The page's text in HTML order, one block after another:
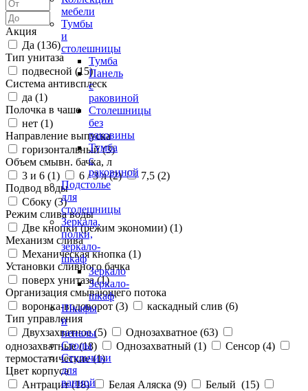
мебели
Тумбы
и
столешницы
Тумба
Панель
с
раковиной
Столешницы
без
раковины
Тумба
с
раковиной
Подстолье
для
столешницы
Зеркала,
полки,
зеркало-
шкаф
Зеркало
Зеркало-
шкаф
Шкафы
и
пеналы
Столы
Стульчики
для
ванной
Акция
Да (136)
Тип унитаза
подвесной (15)
Система антивсплеск
да (1)
Полочка в чаше
нет (1)
Направление выпуска
горизонтальный (3)
Объем смывн. бачка, л
3 и 6 (1) 6 / 3 л (2) 7,5 (2)
Подвод воды
Сбоку (3)
Режим слива воды
Две кнопки (режим экономии) (1)
Механизм слива
Механическая кнопка (1)
Установки сливного бачка
поверх унитаза (1)
Организация смывающего потока
воронка-водоворот (3) каскадный слив (6)
Тип управления
Двухзахватное (5) Однозахватное (63)
однозахватные (18) Однозахватный (1) Сенсор (4)
термостатические (1)
Цвет корпуса
Антрацит (18) Белая Аляска (9) Белый (15)